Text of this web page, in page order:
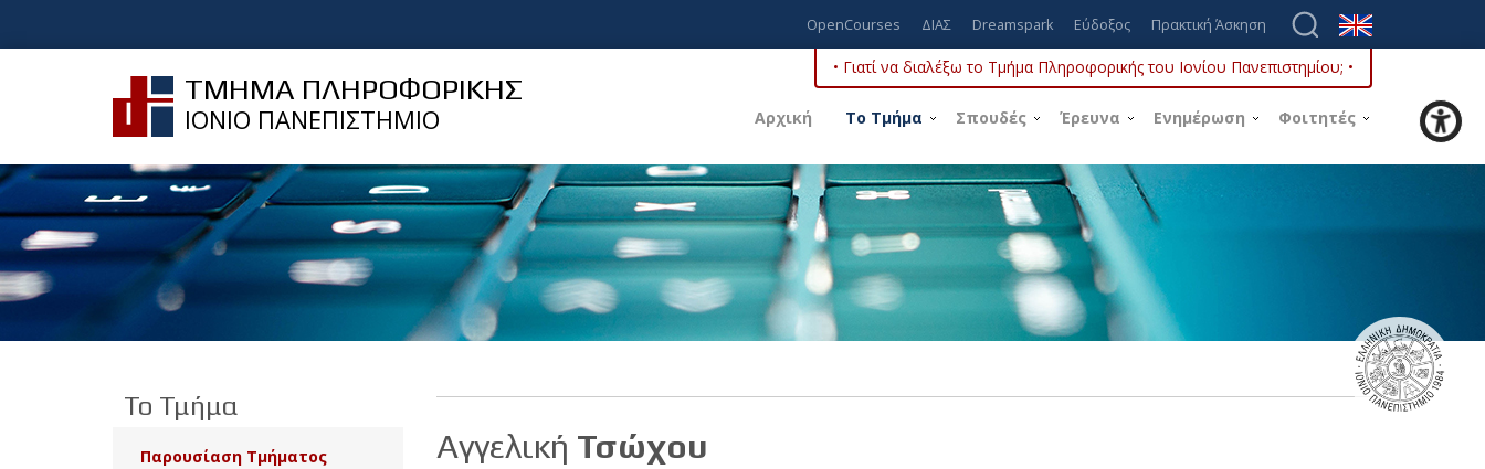
OpenCourses ΔΙΑΣ Dreamspark Εύδοξος Πρακτική Άσκηση
ΤΜΗΜΑ ΠΛΗΡΟΦΟΡΙΚΗΣ
ΙΟΝΙΟ ΠΑΝΕΠΙΣΤΗΜΙΟ
• Γιατί να διαλέξω το Τμήμα Πληροφορικής του Ιονίου Πανεπιστημίου; •
Αρχική Το Τμήμα Σπουδές Έρευνα Ενημέρωση Φοιτητές
Αγγελική Τσώχου
Το Τμήμα
Παρουσίαση Τμήματος